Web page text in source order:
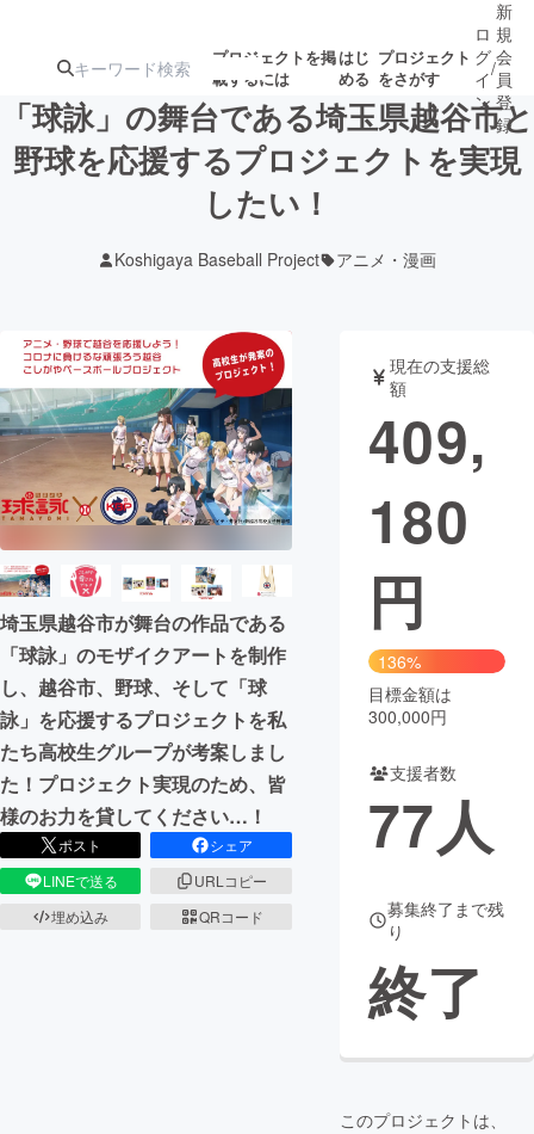
プロジェクトを掲
載するには
はじ
める
プロジェクト
をさがす
注目の新着プロ 募集終了が近いプ
テクノロジー・ガジェット
映像・映画 書籍・雑誌
ビジネス・起業 チャレンジ
まちづくり・地域活性化
CAMPFIRE for Social Good
CAMPFIRE Creation
CAMPFIREふるさと納税
コミュニティ
ロ
グ
イ
ン
/
新
規
会
員
登
録
「球詠」の舞台である埼玉県越谷市と
野球を応援するプロジェクトを実現
したい！
Koshigaya Baseball Project アニメ・漫画
埼玉県越谷市が舞台の作品である
「球詠」のモザイクアートを制作
し、越谷市、野球、そして「球
詠」を応援するプロジェクトを私
たち高校生グループが考案しまし
た！プロジェクト実現のため、皆
様のお力を貸してください…！
ポスト
シェア
LINEで送る
URLコピー
埋め込み
QRコード
現在の支援総
額
409,
180
円
136%
目標金額は
300,000円
支援者数
77人
募集終了まで残
り
終了
このプロジェクトは、